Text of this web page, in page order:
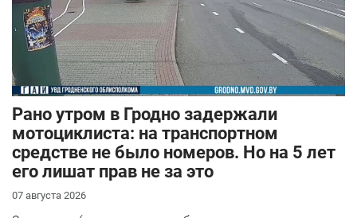
Рано утром в Гродно задержали
мотоциклиста: на транспортном
средстве не было номеров. Но на 5 лет
его лишат прав не за это
07 августа 2026